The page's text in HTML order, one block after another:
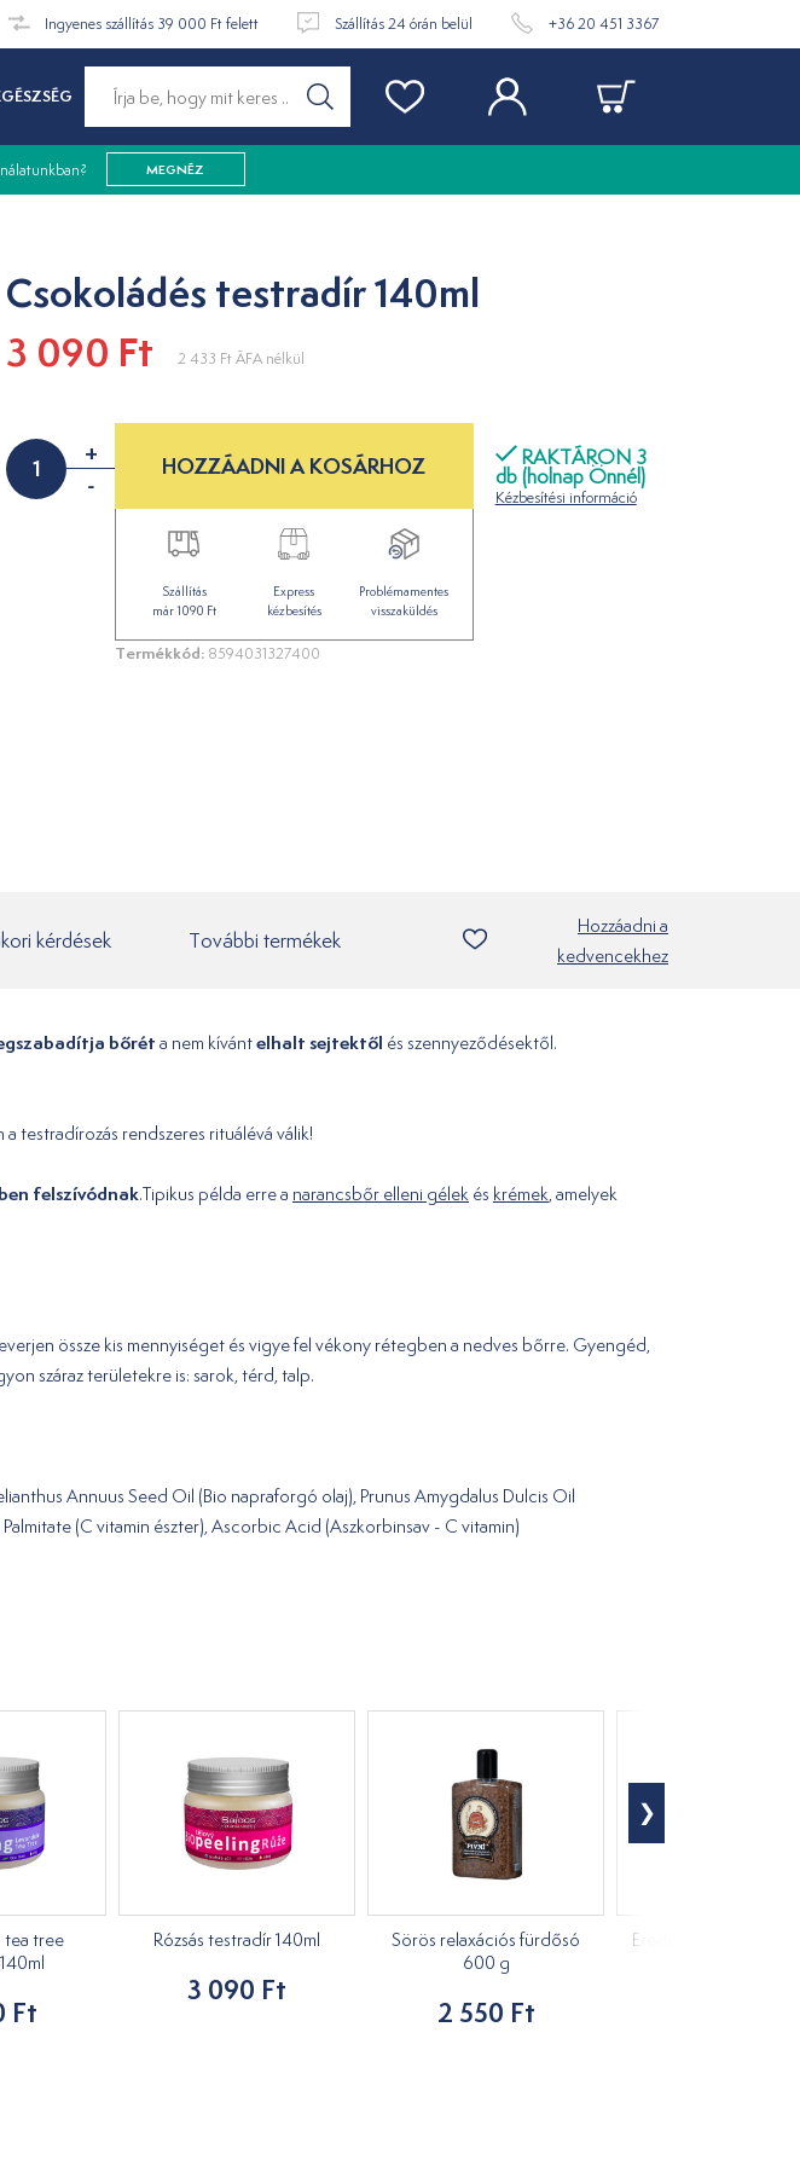
Ingyenes szállítás 39 000 Ft felett Szállítás 24 órán belül +36 20 451 3367
MEGNÉZ
Csokoládés testradír 140ml
3 090 Ft
2 433 FtÁFA nélkül
+
-
RAKTÁRON 3
db (holnap Önnél)
Kézbesítési információ
HOZZÁADNI A KOSÁRHOZ
Szállítás
már 1090 Ft
Express
kézbesítés
Problémamentes
visszaküldés
Termékkód: 8594031327400
kérdések További termékek
Hozzáadni a
kedvencekhez
bőrét a nem kívántelhalt sejtektől és szennyeződésektől.
testradírozás rendszeres rituálévá válik!
felszívódnak.Tipikus példa erre a narancsbőr elleni gélek és krémek, amelyek
össze kis mennyiséget és vigye fel vékony rétegben a nedves bőrre. Gyengéd,
száraz területekre is: sarok, térd, talp.
Annuus Seed Oil (Bio napraforgó olaj), Prunus Amygdalus Dulcis Oil
(C vitamin észter), Ascorbic Acid (Aszkorbinsav - C vitamin)
tea tree
Ft
Rózsás testradír 140ml
3 090 Ft
Sörös relaxációs fürdősó
600 g
2 550 Ft
Eredeti sörös